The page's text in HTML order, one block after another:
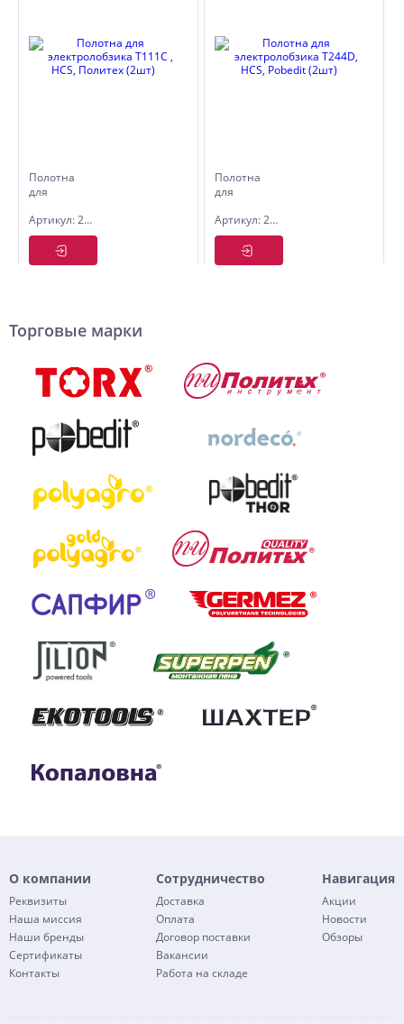
Полотна
для
T111C ,
HCS,
Политех
(2шт)
Артикул: 2500372
Полотна
для
T244D,
HCS,
Pobedit
(2шт)
Артикул: 2500076
Торговые марки
О компании
Реквизиты
Наша миссия
Наши бренды
Сертификаты
Контакты
Сотрудничество
Доставка
Оплата
Договор поставки
Вакансии
Работа на складе
Навигация
Акции
Новости
Обзоры